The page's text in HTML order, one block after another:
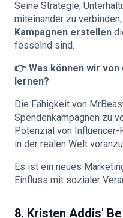
Seine Strategie,
miteinander zu
Kampagnen erstellen
fesselnd sind.
👉 Was können wir
lernen?
Die Fähigkeit von
Spendenkampagnen zu
Potenzial von Influencer-
in der realen Welt
Es ist ein neues
Einfluss mit sozialer
8. Kristen Addis'